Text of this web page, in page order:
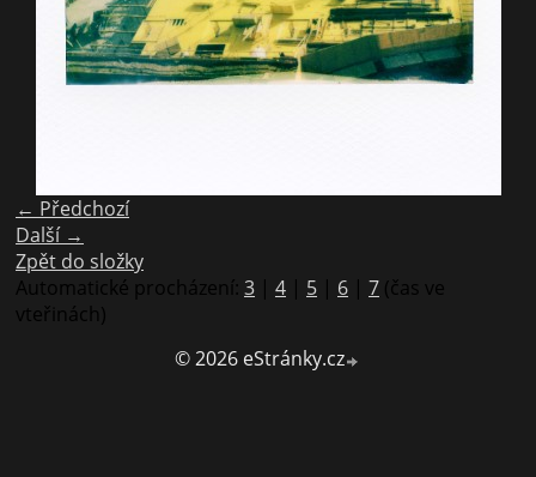
← Předchozí
Další →
Zpět do složky
Automatické procházení: 3 | 4 | 5 | 6 | 7 (čas ve
vteřinách)
© 2026 eStránky.cz